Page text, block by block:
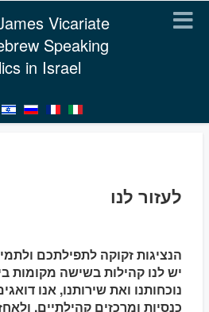
Vicariate
Speaking
in Israel
לעזור לנו
הנציגות זקוקה לתפילתכם
יש לנו קהילות בשישה מקומות
נוכחותנו ואת שירותנו, אנו
כנסיות ומרכזים קהילתיים,